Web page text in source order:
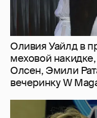
Оливия Уайлд в
меховой
Олсен, Эмили
вечеринку W